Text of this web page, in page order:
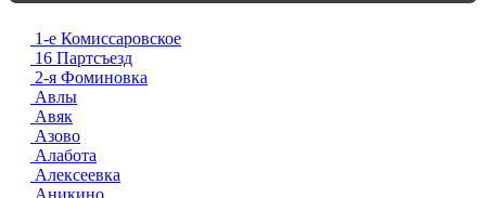
1-е Комиссаровское
16 Партсъезд
2-я Фоминовка
Авлы
Авяк
Азово
Алабота
Алексеевка
Аникино